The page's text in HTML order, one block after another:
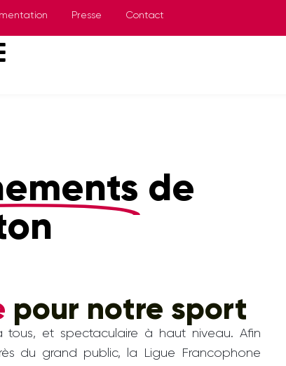
Presse Contact
de
pour notre sport
et spectaculaire à haut niveau. Afin
du grand public, la Ligue Francophone